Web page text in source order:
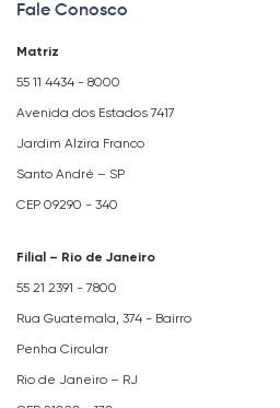
Fale Conosco
Matriz
55 11 4434 - 8000
Avenida dos Estados 7417
Jardim Alzira Franco
Santo André – SP
CEP 09290 - 340
Filial – Rio de Janeiro
55 21 2391 - 7800
Rua Guatemala, 374 - Bairro
Penha Circular
Rio de Janeiro – RJ